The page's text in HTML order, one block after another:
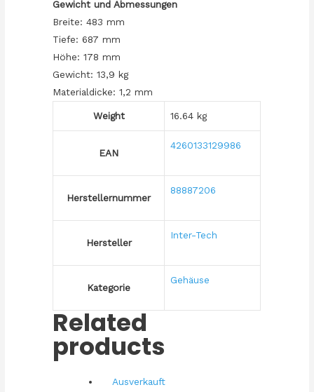
Gewicht und Abmessungen
Breite: 483 mm
Tiefe: 687 mm
Höhe: 178 mm
Gewicht: 13,9 kg
Materialdicke: 1,2 mm
Weight 16.64 kg
EAN
4260133129986
Herstellernummer
88887206
Hersteller
Inter-Tech
Kategorie
Gehäuse
Related
products
Ausverkauft